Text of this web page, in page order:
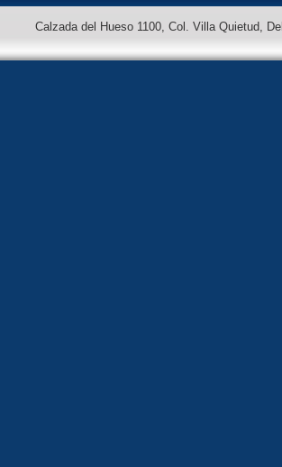
Calzada del Hueso 1100, Col. Villa Quietud,